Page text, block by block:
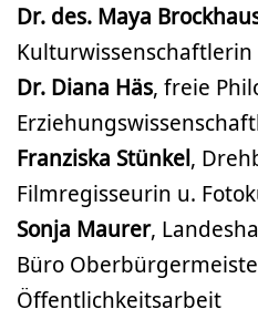
Dr. des. Maya
Kulturwissenschaftlerin
Dr. Diana Häs, freie
Franziska Stünkel,
Filmregisseurin u.
Sonja Maurer,
Büro
Öffentlichkeitsarbeit